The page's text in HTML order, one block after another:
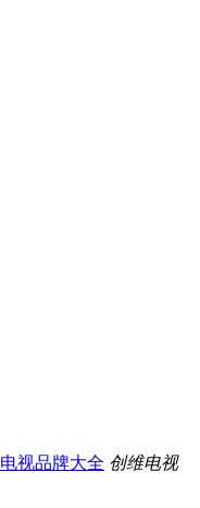
电视品牌大全 创维电视